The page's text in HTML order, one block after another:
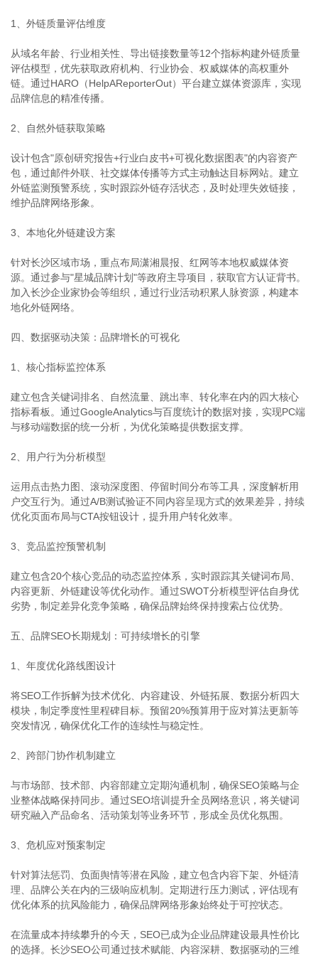
1、外链质量评估维度
从域名年龄、行业相关性、导出链接数量等12个指标构建外链质量
评估模型，优先获取政府机构、行业协会、权威媒体的高权重外
链。通过HARO（HelpAReporterOut）平台建立媒体资源库，实现
品牌信息的精准传播。
2、自然外链获取策略
设计包含"原创研究报告+行业白皮书+可视化数据图表"的内容资产
包，通过邮件外联、社交媒体传播等方式主动触达目标网站。建立
外链监测预警系统，实时跟踪外链存活状态，及时处理失效链接，
维护品牌网络形象。
3、本地化外链建设方案
针对长沙区域市场，重点布局潇湘晨报、红网等本地权威媒体资
源。通过参与"星城品牌计划"等政府主导项目，获取官方认证背书。
加入长沙企业家协会等组织，通过行业活动积累人脉资源，构建本
地化外链网络。
四、数据驱动决策：品牌增长的可视化
1、核心指标监控体系
建立包含关键词排名、自然流量、跳出率、转化率在内的四大核心
指标看板。通过GoogleAnalytics与百度统计的数据对接，实现PC端
与移动端数据的统一分析，为优化策略提供数据支撑。
2、用户行为分析模型
运用点击热力图、滚动深度图、停留时间分布等工具，深度解析用
户交互行为。通过A/B测试验证不同内容呈现方式的效果差异，持续
优化页面布局与CTA按钮设计，提升用户转化效率。
3、竞品监控预警机制
建立包含20个核心竞品的动态监控体系，实时跟踪其关键词布局、
内容更新、外链建设等优化动作。通过SWOT分析模型评估自身优
劣势，制定差异化竞争策略，确保品牌始终保持搜索占位优势。
五、品牌SEO长期规划：可持续增长的引擎
1、年度优化路线图设计
将SEO工作拆解为技术优化、内容建设、外链拓展、数据分析四大
模块，制定季度性里程碑目标。预留20%预算用于应对算法更新等
突发情况，确保优化工作的连续性与稳定性。
2、跨部门协作机制建立
与市场部、技术部、内容部建立定期沟通机制，确保SEO策略与企
业整体战略保持同步。通过SEO培训提升全员网络意识，将关键词
研究融入产品命名、活动策划等业务环节，形成全员优化氛围。
3、危机应对预案制定
针对算法惩罚、负面舆情等潜在风险，建立包含内容下架、外链清
理、品牌公关在内的三级响应机制。定期进行压力测试，评估现有
优化体系的抗风险能力，确保品牌网络形象始终处于可控状态。
在流量成本持续攀升的今天，SEO已成为企业品牌建设最具性价比
的选择。长沙SEO公司通过技术赋能、内容深耕、数据驱动的三维